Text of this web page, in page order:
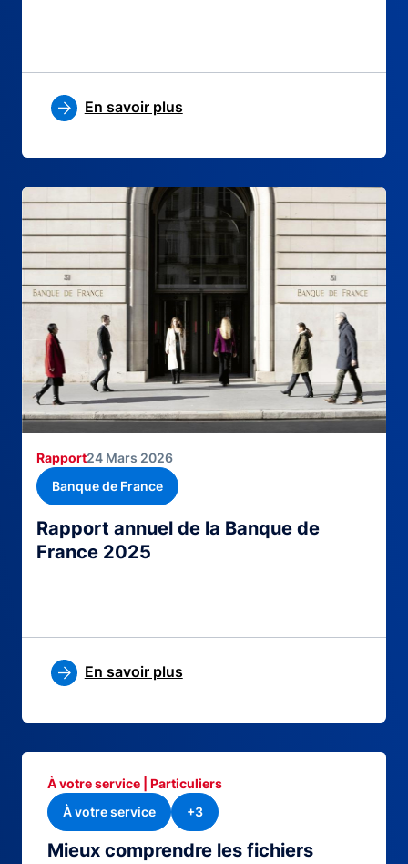
En savoir plus
Rapport annuel de la Banque de
France 2025
Rapport24 Mars 2026
Banque de France
En savoir plus
Mieux comprendre les fichiers
À votre service | Particuliers
À votre service
+3